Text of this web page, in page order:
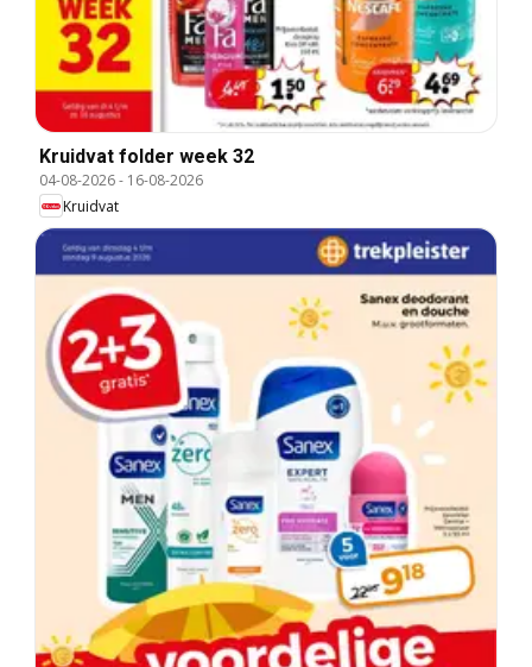
Kruidvat folder week 32
04-08-2026- 16-08-2026
Kruidvat